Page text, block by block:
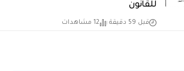
للقانون
قبل 59 دقيقة 12 مشاهدات